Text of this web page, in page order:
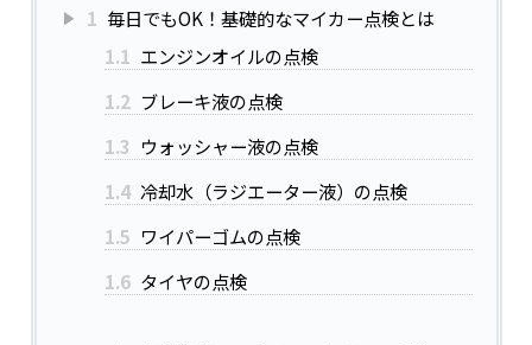
1 毎日でもOK！基礎的なマイカー点検とは
1.1 エンジンオイルの点検
1.2 ブレーキ液の点検
1.3 ウォッシャー液の点検
1.4 冷却水（ラジエーター液）の点検
1.5 ワイパーゴムの点検
1.6 タイヤの点検